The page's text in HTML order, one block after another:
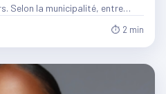
Selon la municipalité, entre…
⏱ 2 min